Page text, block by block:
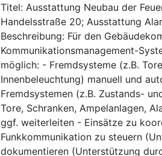
Titel: Ausstattung Neubau der
Handelsstraße 20; Ausstattung
Beschreibung: Für den
Kommunikationsmanagement-
möglich: - Fremdsysteme (z.B.
Innenbeleuchtung) manuell und
Fremdsystemen (z.B. Zustands-
Tore, Schranken, Ampelanlagen,
ggf. weiterleiten - Einsätze zu
Funkkommunikation zu steuern
dokumentieren (Unterstützung